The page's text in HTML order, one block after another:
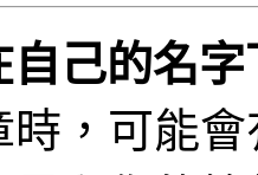
己的名
時，可能